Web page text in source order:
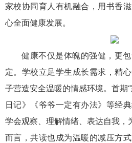
家校协同育人有机融合，用书香
心全面健康发展。
健康不仅是体魄的强健，更
定。学校立足学生成长需求，精
子营造安全温暖的情感环境。首期
日记》《爷爷一定有办法》等经
学会观察、理解情绪、表达自我，
而言，共读也成为温暖的减压方